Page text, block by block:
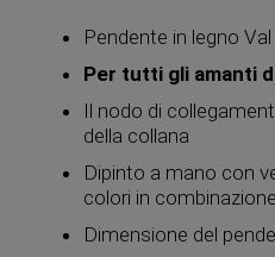
Pendente in legno Val
Per tutti gli amanti
Il nodo di
della collana
Dipinto a mano con
colori in
Dimensione del